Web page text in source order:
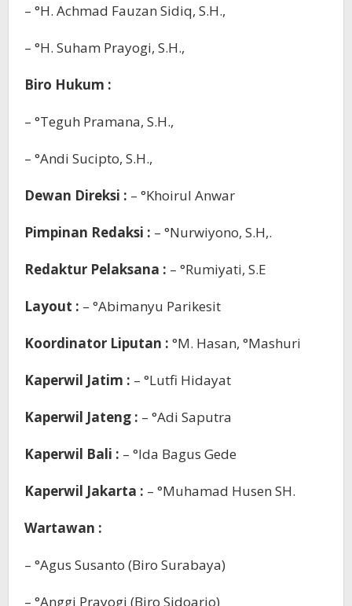
– °H. Achmad Fauzan Sidiq, S.H.,
– °H. Suham Prayogi, S.H.,
Biro Hukum :
– °Teguh Pramana, S.H.,
– °Andi Sucipto, S.H.,
Dewan Direksi : – °Khoirul Anwar
Pimpinan Redaksi : – °Nurwiyono, S.H,.
Redaktur Pelaksana : – °Rumiyati, S.E
Layout : – °Abimanyu Parikesit
Koordinator Liputan : °M. Hasan, °Mashuri
Kaperwil Jatim : – °Lutfi Hidayat
Kaperwil Jateng : – °Adi Saputra
Kaperwil Bali : – °Ida Bagus Gede
Kaperwil Jakarta : – °Muhamad Husen SH.
Wartawan :
– °Agus Susanto (Biro Surabaya)
– °Anggi Prayogi (Biro Sidoarjo)